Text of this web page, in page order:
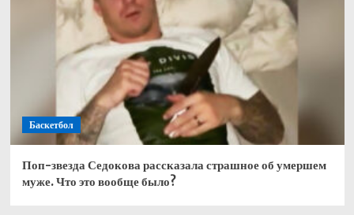
Баскетбол
Поп-звезда Седокова рассказала страшное об умершем
муже. Что это вообще было?